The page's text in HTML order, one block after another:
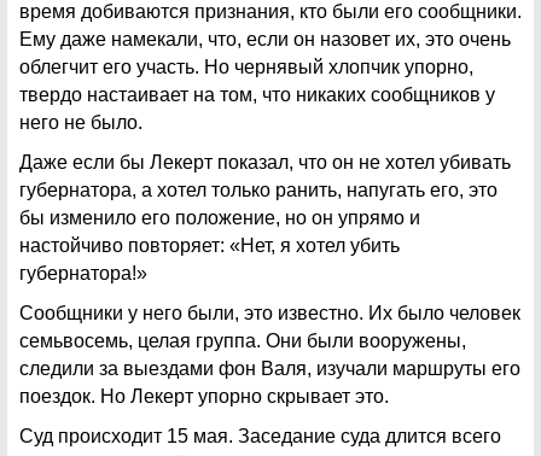
время добиваются признания, кто были его сообщники.
Ему даже намекали, что, если он назовет их, это очень
облегчит его участь. Но чернявый хлопчик упорно,
твердо настаивает на том, что никаких сообщников у
него не было.
Даже если бы Лекерт показал, что он не хотел убивать
губернатора, а хотел только ранить, напугать его, это
бы изменило его положение, но он упрямо и
настойчиво повторяет: «Нет, я хотел убить
губернатора!»
Сообщники у него были, это известно. Их было человек
семьвосемь, целая группа. Они были вооружены,
следили за выездами фон Валя, изучали маршруты его
поездок. Но Лекерт упорно скрывает это.
Суд происходит 15 мая. Заседание суда длится всего